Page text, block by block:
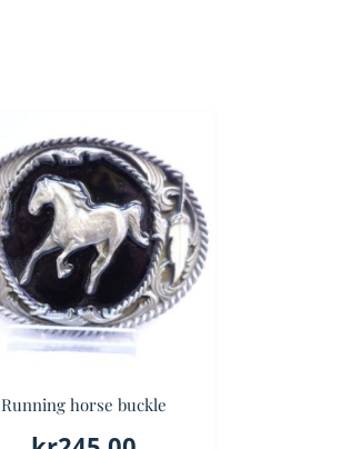
Running horse buckle